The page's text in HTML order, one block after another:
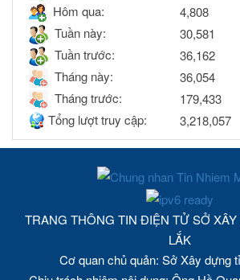
Hôm qua:
4,808
Tuần này:
30,581
Tuần trước:
36,162
Tháng này:
36,054
Tháng trước:
179,433
Tổng lượt truy cập:
3,218,057
TRANG THÔNG TIN ĐIỆN TỬ SỞ
LẮK
Cơ quan chủ quản: Sở Xây dựng